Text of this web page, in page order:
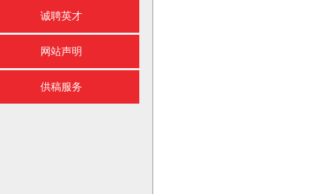
诚聘英才
网站声明
供稿服务